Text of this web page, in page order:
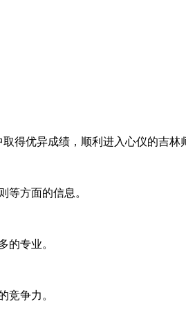
得优异成绩，顺利进入心仪的吉林
等方面的信息。
的专业。
竞争力。